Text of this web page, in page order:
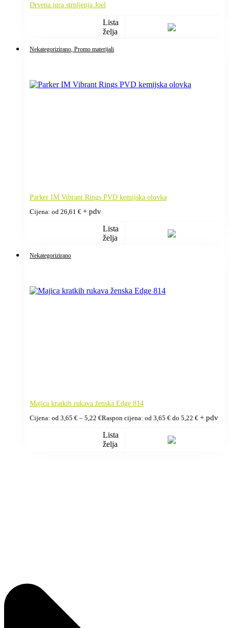
Drvena igra strpljenja Joel
Lista
želja
Nekategorizirano , Promo materijali
Parker IM Vibrant Rings PVD kemijska olovka
Cijena: od 26,61 € + pdv
Lista
želja
Nekategorizirano
Majica kratkih rukava ženska Edge 814
Cijena: od 3,65 € – 5,22 €Raspon cijena: od 3,65 € do 5,22 € + pdv
Lista
želja